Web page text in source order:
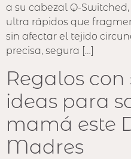
a su cabezal Q-
ultra rápidos que
sin afectar el tejido
precisa, segura […]
Regalos
ideas para
mamá este
Madres